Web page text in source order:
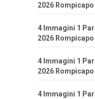
2026
4 Immagini 1
2026
4 Immagini 1
2026
4 Immagini 1